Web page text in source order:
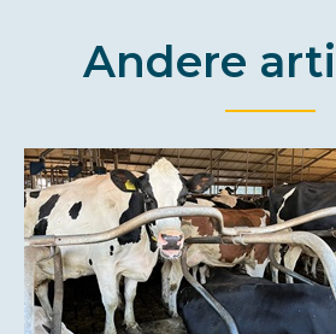
Andere